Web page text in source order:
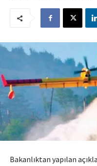
Bakanlıktan yapılan